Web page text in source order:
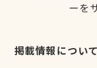
ーを
掲載情報について